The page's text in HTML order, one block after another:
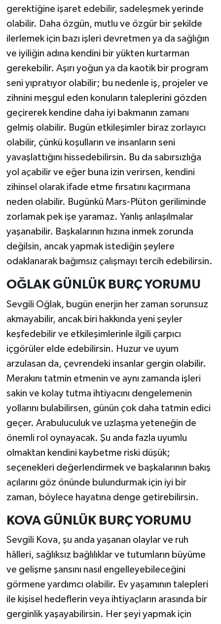
gerektiğine işaret edebilir, sadeleşmek yerinde
olabilir. Daha özgün, mutlu ve özgür bir şekilde
ilerlemek için bazı işleri devretmen ya da sağlığın
ve iyiliğin adına kendini bir yükten kurtarman
gerekebilir. Aşırı yoğun ya da kaotik bir program
seni yıpratıyor olabilir; bu nedenle iş, projeler ve
zihnini meşgul eden konuların taleplerini gözden
geçirerek kendine daha iyi bakmanın zamanı
gelmiş olabilir. Bugün etkileşimler biraz zorlayıcı
olabilir, çünkü koşulların ve insanların seni
yavaşlattığını hissedebilirsin. Bu da sabırsızlığa
yol açabilir ve eğer buna izin verirsen, kendini
zihinsel olarak ifade etme fırsatını kaçırmana
neden olabilir. Bugünkü Mars-Plüton geriliminde
zorlamak pek işe yaramaz. Yanlış anlaşılmalar
yaşanabilir. Başkalarının hızına inmek zorunda
değilsin, ancak yapmak istediğin şeylere
odaklanarak bağımsız çalışmayı tercih edebilirsin.
OĞLAK GÜNLÜK BURÇ YORUMU
Sevgili Oğlak, bugün enerjin her zaman sorunsuz
akmayabilir, ancak biri hakkında yeni şeyler
keşfedebilir ve etkileşimlerinle ilgili çarpıcı
içgörüler elde edebilirsin. Huzur ve uyum
arzulasan da, çevrendeki insanlar gergin olabilir.
Merakını tatmin etmenin ve aynı zamanda işleri
sakin ve kolay tutma ihtiyacını dengelemenin
yollarını bulabilirsen, günün çok daha tatmin edici
geçer. Arabuluculuk ve uzlaşma yeteneğin de
önemli rol oynayacak. Şu anda fazla uyumlu
olmaktan kendini kaybetme riski düşük;
seçenekleri değerlendirmek ve başkalarının bakış
açılarını göz önünde bulundurmak için iyi bir
zaman, böylece hayatına denge getirebilirsin.
KOVA GÜNLÜK BURÇ YORUMU
Sevgili Kova, şu anda yaşanan olaylar ve ruh
hâlleri, sağlıksız bağlılıklar ve tutumların büyüme
ve gelişme şansını nasıl engelleyebileceğini
görmene yardımcı olabilir. Ev yaşamının talepleri
ile kişisel hedeflerin veya ihtiyaçların arasında bir
gerginlik yaşayabilirsin. Her şeyi yapmak için